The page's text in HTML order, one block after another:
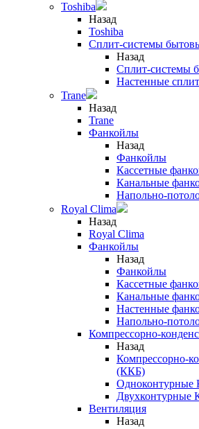
Toshiba
Назад
Toshiba
Сплит-системы
Назад
Сплит-системы
Настенные
Trane
Назад
Trane
Фанкойлы
Назад
Фанкойлы
Кассетные
Канальные
Напольно-
Royal Clima
Назад
Royal Clima
Фанкойлы
Назад
Фанкойлы
Кассетные
Канальные
Настенные
Напольно-
Компрессорно-
Назад
Компрессорно-
(ККБ)
Одноконтурные
Двухконтурные
Вентиляция
Назад